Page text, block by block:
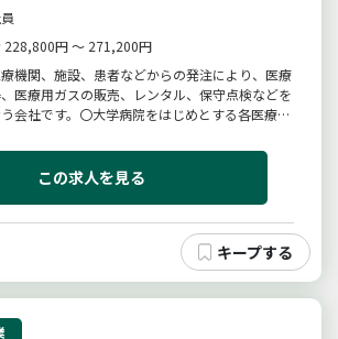
228,800円 ～ 271,200円
機関、施設、患者などからの発注により、医療
医療用ガスの販売、レンタル、保守点検などを
会社です。〇大学病院をはじめとする各医療機
業です。〇病院（医師など）から委託を受け、
、施設、在宅療養患者宅へ在宅酸素濃縮器や人工
この求人を見る